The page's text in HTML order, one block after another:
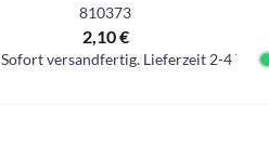
810373
2,10 €
Sofort versandfertig. Lieferzeit 2-4 Tage.